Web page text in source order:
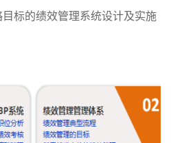
标的绩效管理系统设计及实施